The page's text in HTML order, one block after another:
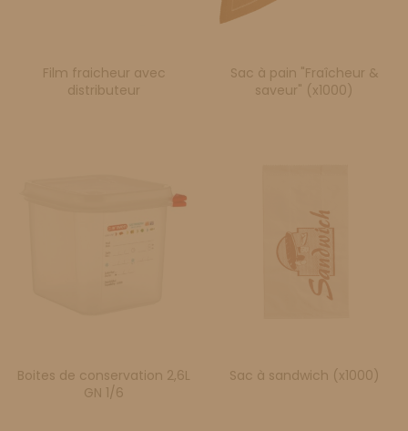
Film fraicheur avec
distributeur
Sac à pain "Fraîcheur &
saveur" (x1000)
Boites de conservation 2,6L
GN 1/6
Sac à sandwich (x1000)